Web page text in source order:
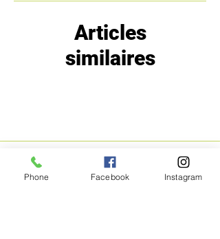
Articles
similaires
MENU POLITIQUE
Phone Facebook Instagram